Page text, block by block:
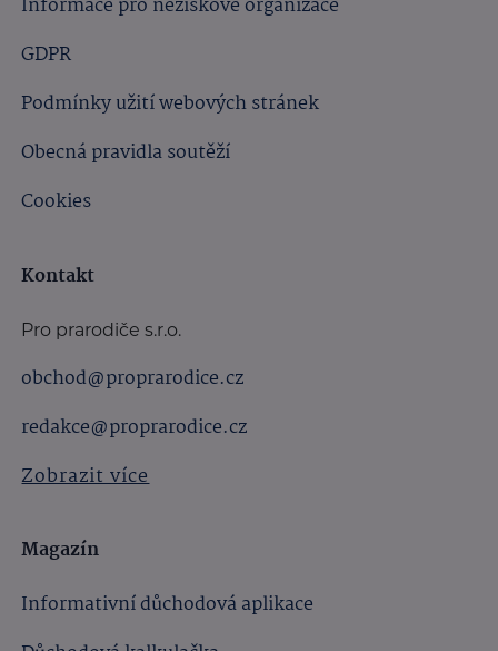
Informace pro neziskové organizace
GDPR
Podmínky užití webových stránek
Obecná pravidla soutěží
Cookies
Kontakt
Pro prarodiče s.r.o.
obchod@proprarodice.cz
redakce@proprarodice.cz
Zobrazit více
Magazín
Informativní důchodová aplikace